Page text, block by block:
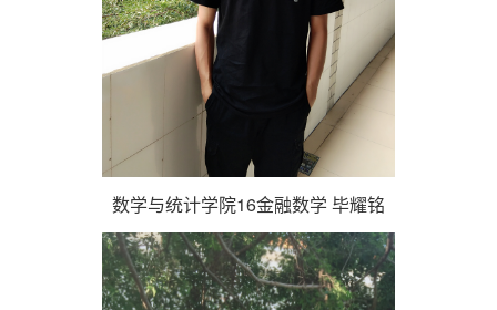
数学与统计学院16金融数学 毕耀铭